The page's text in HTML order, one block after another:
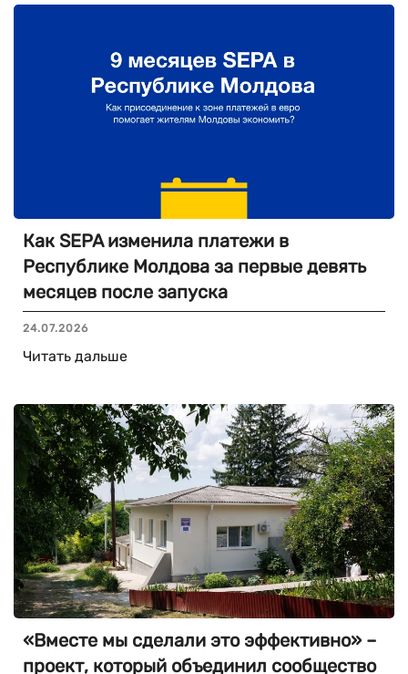
Как SEPA изменила платежи в
Республике Молдова за первые девять
месяцев после запуска
24.07.2026
Читать дальше
«Вместе мы сделали это эффективно» –
проект, который объединил сообщество